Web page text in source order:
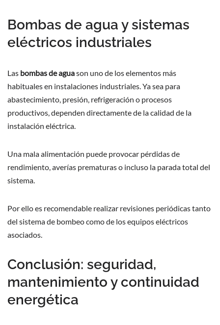
Bombas de agua y sistemas
eléctricos industriales
Las bombas de aguason uno de los elementos más
habituales en instalaciones industriales. Ya sea para
abastecimiento, presión, refrigeración o procesos
productivos, dependen directamente de la calidad de la
instalación eléctrica.
Una mala alimentación puede provocar pérdidas de
rendimiento, averías prematuras o incluso la parada total del
sistema.
Por ello es recomendable realizar revisiones periódicas tanto
del sistema de bombeo como de los equipos eléctricos
asociados.
Conclusión: seguridad,
mantenimiento y continuidad
energética